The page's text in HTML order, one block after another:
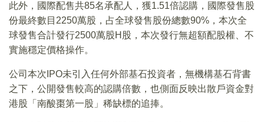
此外，國際配售共85名承配人，獲1.51倍認購，國際發售股
份最終數目2250萬股，占全球發售股份總數90%，本次全
球發售合計發行2500萬股H股，本次發行無超額配股權、不
實施穩定價格操作。
公司本次IPO未引入任何外部基石投資者，無機構基石背書
之下，公開發售較高的認購倍數，也側面反映出散戶資金對
港股「南酸棗第一股」稀缺標的追捧。